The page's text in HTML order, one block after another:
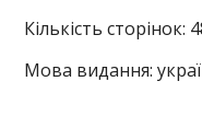
Кількість сторінок:
Мова видання: